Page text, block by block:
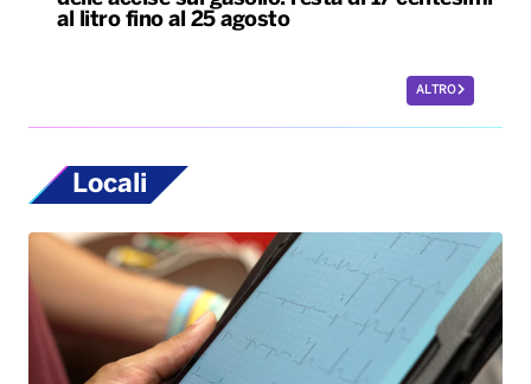
al litro fino al 25 agosto
ALTRO
Locali